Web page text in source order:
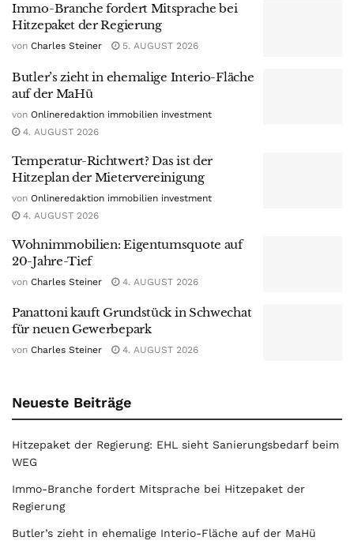
Immo-Branche fordert Mitsprache bei
Hitzepaket der Regierung
von Charles Steiner 5. AUGUST 2026
Butler’s zieht in ehemalige Interio-Fläche
auf der MaHü
von Onlineredaktion immobilien investment
4. AUGUST 2026
Temperatur-Richtwert? Das ist der
Hitzeplan der Mietervereinigung
von Onlineredaktion immobilien investment
4. AUGUST 2026
Wohnimmobilien: Eigentumsquote auf
20-Jahre-Tief
von Charles Steiner 4. AUGUST 2026
Panattoni kauft Grundstück in Schwechat
für neuen Gewerbepark
von Charles Steiner 4. AUGUST 2026
Neueste Beiträge
Hitzepaket der Regierung: EHL sieht Sanierungsbedarf beim
WEG
Immo-Branche fordert Mitsprache bei Hitzepaket der
Regierung
Butler’s zieht in ehemalige Interio-Fläche auf der MaHü